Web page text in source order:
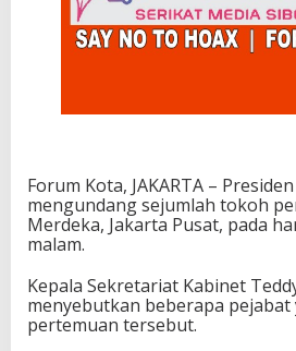
Forum Kota, JAKARTA –
mengundang sejumlah tokoh
Merdeka, Jakarta Pusat, pada
malam.
Kepala Sekretariat Kabinet
menyebutkan beberapa pejabat
pertemuan tersebut.